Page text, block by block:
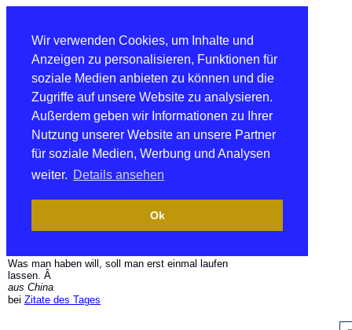
Wir verwenden Cookies, um Inhalte und
Anzeigen zu personalisieren, Funktionen für
soziale Medien anbieten zu können und die
Zugriffe auf unsere Website zu analysieren.
Außerdem geben wir Informationen zu Ihrer
Nutzung unserer Website an unsere Partner
für soziale Medien, Werbung und Analysen
weiter. Details ansehen
Ok
Was man haben will, soll man erst einmal laufen
lassen. Â
aus China
bei Zitate des Tages